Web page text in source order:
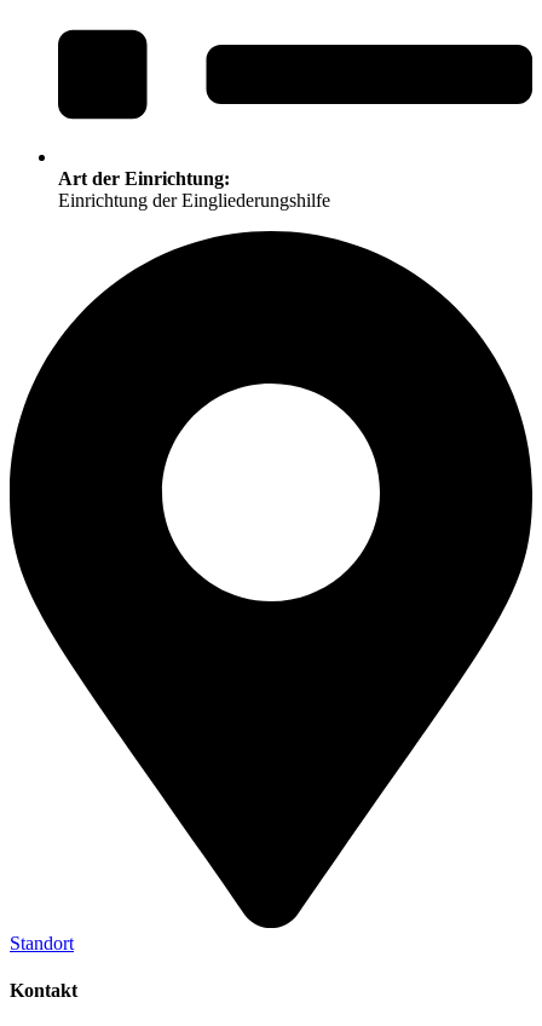
Art der Einrichtung:
Einrichtung der Eingliederungshilfe
Standort
Kontakt